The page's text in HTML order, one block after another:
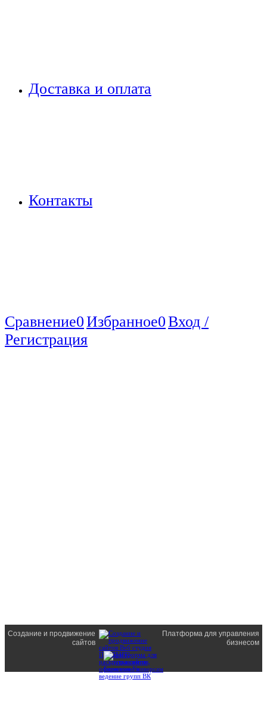
Доставка и оплата
Контакты
Сравнение0Избранное0Вход /
Регистрация
Создание и продвижение
сайтов
Платформа для управления
бизнесом